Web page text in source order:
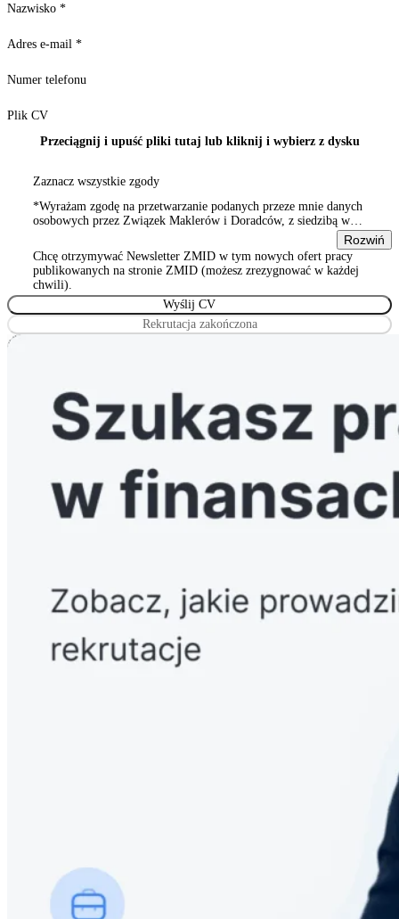
Nazwisko *
Adres e-mail *
Numer telefonu
Plik CV
Przeciągnij i upuść pliki tutaj lub kliknij i wybierz z dysku
Zaznacz wszystkie zgody
*Wyrażam zgodę na przetwarzanie podanych przeze mnie danych
osobowych przez Związek Maklerów i Doradców, z siedzibą w
stowarzyszeń, innych organizacji społecznych i zawodowych,
Wyrażam zgodę na przetwarzanie podanych przeze mnie danych
osobowych przez Związek Maklerów i Doradców, z siedzibą w
Warszawie 00-815, ul. Sienna 93/2, wpisanym do rejestru
stowarzyszeń, innych organizacji społecznych i zawodowych
Rozwiń
Chcę otrzymywać Newsletter ZMID w tym nowych ofert pracy
publikowanych na stronie ZMID (możesz zrezygnować w każdej
chwili).
Rekrutacja zakończona